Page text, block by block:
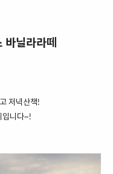
닐라라떼
저녁산책!
입니다~!